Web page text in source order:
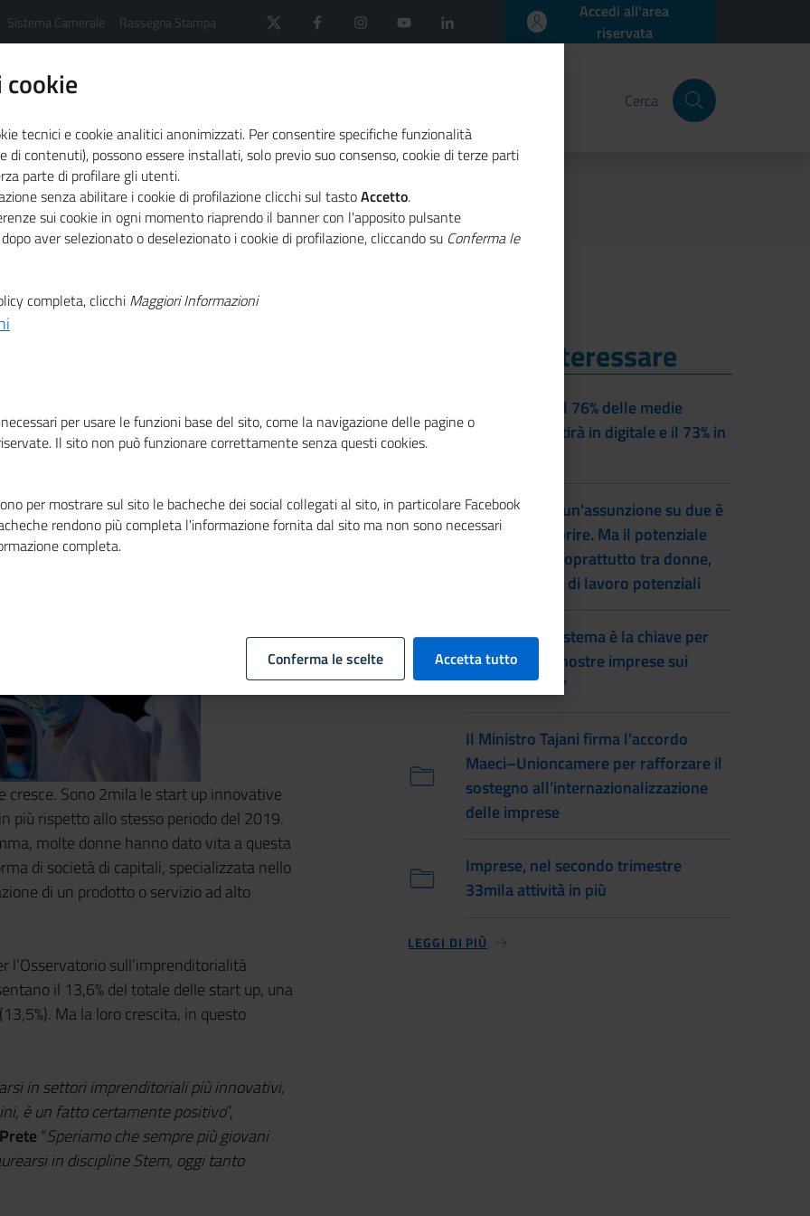
Sistema Camerale Rassegna Stampa
Accedi all'area
riservata
Cerca
sistema camerale
Comunicati Stampa
start up innovative in 2 anni
al
up
cresce. Sono 2mila le start up innovative
rispetto allo stesso periodo del 2019.
molte donne hanno dato vita a questa
di società di capitali, specializzata nello
di un prodotto o servizio ad alto
l’Osservatorio sull’imprenditorialità
il 13,6% del totale delle start up, una
Ma la loro crescita, in questo
in settori imprenditoriali più innovativi,
è un fatto certamente positivo”,
“Speriamo che sempre più giovani
in discipline Stem, oggi tanto
Ti Potrebbe Interessare
Entro il 2028 il 76% delle medie
imprese investirà in digitale e il 73% in
Lavoro, quasi un'assunzione su due è
difficile da coprire. Ma il potenziale
inutilizzato è soprattutto tra donne,
inattivi e forze di lavoro potenziali
Prete: “Fare sistema è la chiave per
far vincere le nostre imprese sui
mercati esteri”
Il Ministro Tajani firma l’accordo
Maeci–Unioncamere per rafforzare il
sostegno all’internazionalizzazione
delle imprese
Imprese, nel secondo trimestre
33mila attività in più
LEGGI DI PIÙ
tecnici e cookie analitici anonimizzati. Per consentire specifiche funzionalità
di contenuti), possono essere installati, solo previo suo consenso, cookie di terze parti
parte di profilare gli utenti.
senza abilitare i cookie di profilazione clicchi sul tastoAccetto.
sui cookie in ogni momento riaprendo il banner con l'apposito pulsante
aver selezionato o deselezionato i cookie di profilazione, cliccando su Conferma le
completa, clicchi Maggiori Informazioni
per usare le funzioni base del sito, come la navigazione delle pagine o
Il sito non può funzionare correttamente senza questi cookies.
per mostrare sul sito le bacheche dei social collegati al sito, in particolare Facebook
rendono più completa l'informazione fornita dal sito ma non sono necessari
completa.
Conferma le scelte Accetta tutto